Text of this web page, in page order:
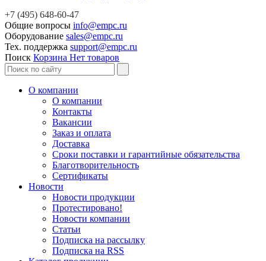
+7 (495) 648-60-47
Общие вопросы info@empc.ru
Оборудование sales@empc.ru
Тех. поддержка support@empc.ru
Поиск Корзина Нет товаров
О компании
О компании
Контакты
Вакансии
Заказ и оплата
Доставка
Сроки поставки и гарантийные обязательства
Благотворительность
Сертификаты
Новости
Новости продукции
Протестировано!
Новости компании
Статьи
Подписка на рассылку
Подписка на RSS